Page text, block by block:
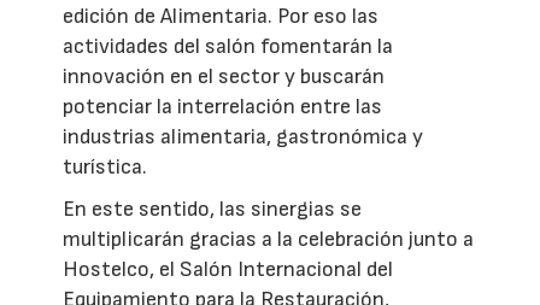
edición de Alimentaria. Por eso las
actividades del salón fomentarán la
innovación en el sector y buscarán
potenciar la interrelación entre las
industrias alimentaria, gastronómica y
turística.
En este sentido, las sinergias se
multiplicarán gracias a la celebración junto a
Hostelco, el Salón Internacional del
Equipamiento para la Restauración,